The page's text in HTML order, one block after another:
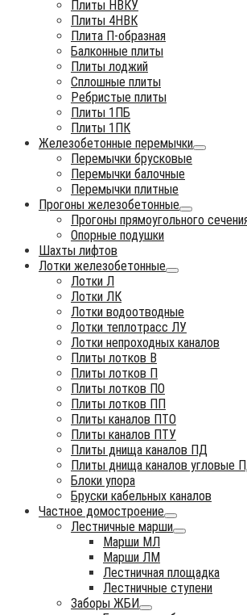
Плиты НВКУ
Плиты 4НВК
Плита П-образная
Балконные плиты
Плиты лоджий
Сплошные плиты
Ребристые плиты
Плиты 1ПБ
Плиты 1ПК
Железобетонные перемычки
Перемычки брусковые
Перемычки балочные
Перемычки плитные
Прогоны железобетонные
Прогоны прямоугольного
Опорные подушки
Шахты лифтов
Лотки железобетонные
Лотки Л
Лотки ЛК
Лотки водоотводные
Лотки теплотрасс ЛУ
Лотки непроходных каналов
Плиты лотков В
Плиты лотков П
Плиты лотков ПО
Плиты лотков ПП
Плиты каналов ПТО
Плиты каналов ПТУ
Плиты днища каналов ПД
Плиты днища каналов угловые
Блоки упора
Бруски кабельных каналов
Частное домостроение
Лестничные марши
Марши МЛ
Марши ЛМ
Лестничная площадка
Лестничные ступени
Заборы ЖБИ